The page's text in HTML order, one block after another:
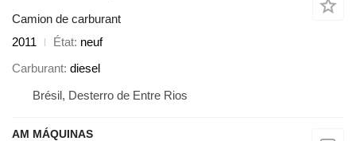
Camion de carburant
2011
État neuf
Carburant diesel
Brésil, Desterro de Entre Rios
AM MÁQUINAS